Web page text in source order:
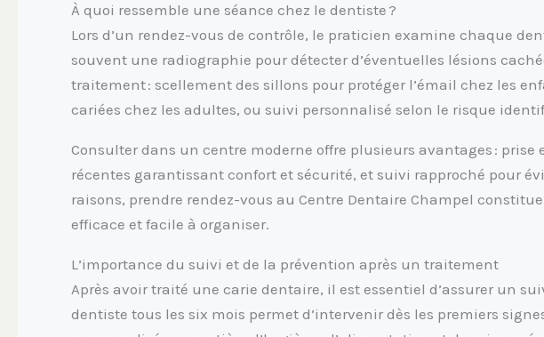
À quoi ressemble une séance chez le dentiste ?
Lors d’un rendez-vous de contrôle, le praticien examine chaque
souvent une radiographie pour détecter d’éventuelles lésions
traitement : scellement des sillons pour protéger l’émail chez les
cariées chez les adultes, ou suivi personnalisé selon le risque
Consulter dans un centre moderne offre plusieurs avantages :
récentes garantissant confort et sécurité, et suivi rapproché pour
raisons, prendre rendez-vous au Centre Dentaire Champel
efficace et facile à organiser.
L’importance du suivi et de la prévention après un traitement
Après avoir traité une carie dentaire, il est essentiel d’assurer un
dentiste tous les six mois permet d’intervenir dès les premiers